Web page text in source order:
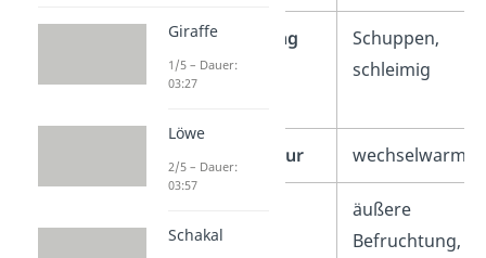
Körperbedeckung
Schuppen,
schleimig
Körpertemperatur wechselwarm
äußere
Befruchtung,
Giraffe
1/5 – Dauer:
03:27
Löwe
2/5 – Dauer:
03:57
Schakal